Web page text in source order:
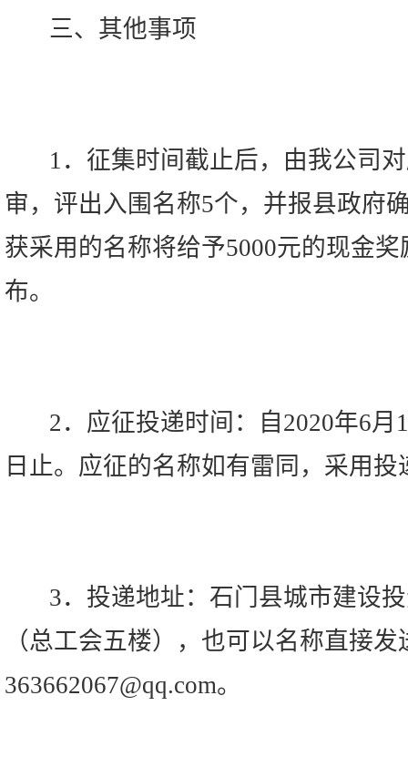
三、其他事项
1．征集时间截止后，由我公司对
审，评出入围名称5个，并报县政府
获采用的名称将给予5000元的现金
布。
2．应征投递时间：自2020年6月
日止。应征的名称如有雷同，采用
3．投递地址：石门县城市建设投
（总工会五楼），也可以名称直接
363662067@qq.com。